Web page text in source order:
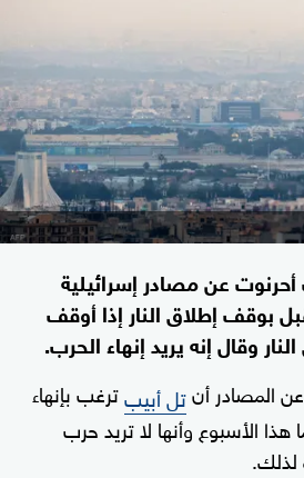
عن مصادر إسرائيلية
بوقف إطلاق النار إذا أوقف
وقال إنه يريد إنهاء الحرب.
المصادر أنتل أبيبترغب بإنهاء
الأسبوع وأنها لا تريد حرب
لذلك.